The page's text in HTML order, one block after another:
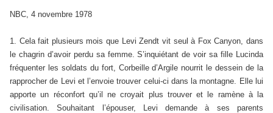
NBC, 4 novembre 1978
1. Cela fait plusieurs mois que Levi Zendt vit seul à Fox Canyon, dans
le chagrin d’avoir perdu sa femme. S’inquiétant de voir sa fille Lucinda
fréquenter les soldats du fort, Corbeille d’Argile nourrit le dessein de la
rapprocher de Levi et l’envoie trouver celui-ci dans la montagne. Elle lui
apporte un réconfort qu’il ne croyait plus trouver et le ramène à la
civilisation. Souhaitant l’épouser, Levi demande à ses parents